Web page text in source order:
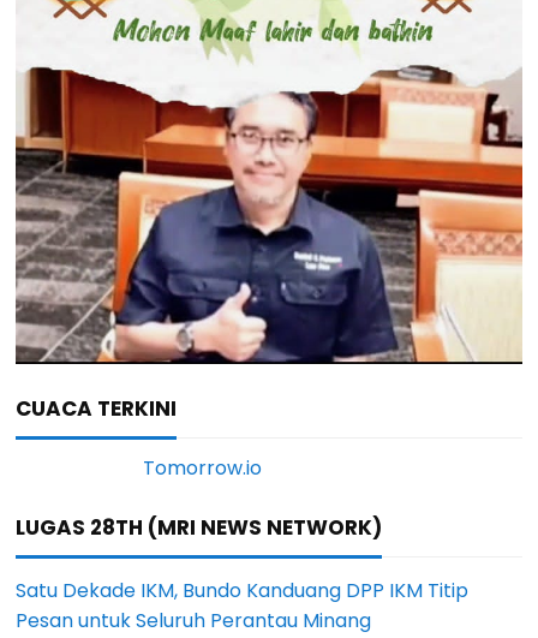
CUACA TERKINI
LUGAS 28TH (MRI NEWS NETWORK)
Satu Dekade IKM, Bundo Kanduang DPP IKM Titip
Pesan untuk Seluruh Perantau Minang